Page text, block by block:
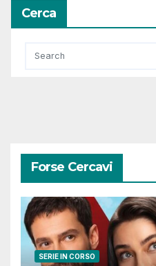
Cerca
Forse Cercavi
SERIE IN CORSO